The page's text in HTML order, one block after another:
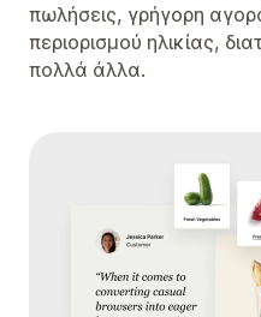
πωλήσεις, γρήγορη
περιορισμού ηλικίας,
πολλά άλλα.